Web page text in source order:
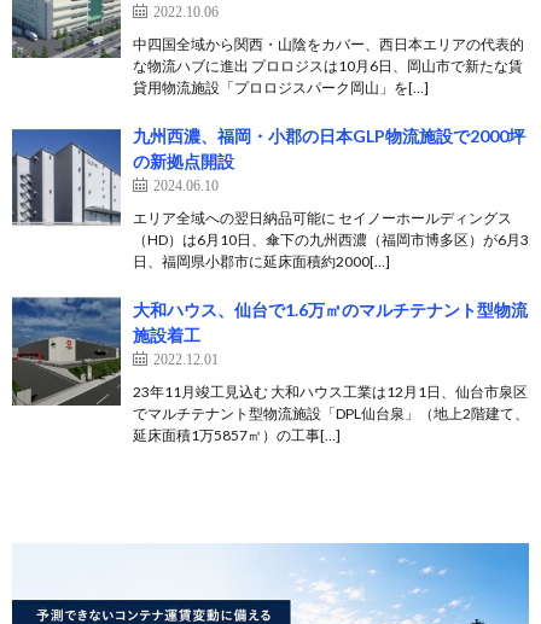
2022.10.06
中四国全域から関西・山陰をカバー、西日本エリアの代表的
な物流ハブに進出 プロロジスは10月6日、岡山市で新たな賃
貸用物流施設「プロロジスパーク岡山」を[…]
九州西濃、福岡・小郡の日本GLP物流施設で2000坪
の新拠点開設
2024.06.10
エリア全域への翌日納品可能に セイノーホールディングス
（HD）は6月10日、傘下の九州西濃（福岡市博多区）が6月3
日、福岡県小郡市に延床面積約2000[…]
大和ハウス、仙台で1.6万㎡のマルチテナント型物流
施設着工
2022.12.01
23年11月竣工見込む 大和ハウス工業は12月1日、仙台市泉区
でマルチテナント型物流施設「DPL仙台泉」（地上2階建て、
延床面積1万5857㎡）の工事[…]